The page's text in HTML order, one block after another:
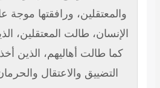
ورافقتها موجة عارمة
طالت المعتقلين، الذين
كما طالت أهاليهم، الذين أخذ
التضييق والاعتقال والحرمان من